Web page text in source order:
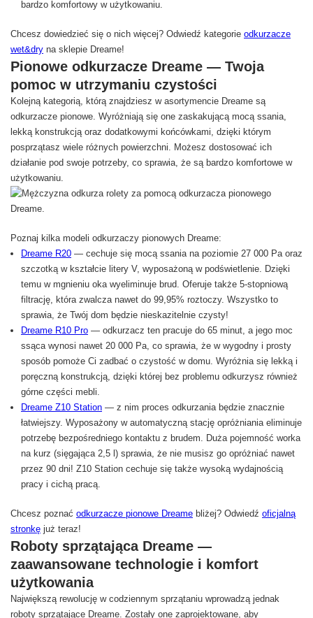
bardzo komfortowy w użytkowaniu.
Chcesz dowiedzieć się o nich więcej? Odwiedź kategorie odkurzacze
wet&dry na sklepie Dreame!
Pionowe odkurzacze Dreame — Twoja
pomoc w utrzymaniu czystości
Kolejną kategorią, którą znajdziesz w asortymencie Dreame są
odkurzacze pionowe. Wyróżniają się one zaskakującą mocą ssania,
lekką konstrukcją oraz dodatkowymi końcówkami, dzięki którym
posprzątasz wiele różnych powierzchni. Możesz dostosować ich
działanie pod swoje potrzeby, co sprawia, że są bardzo komfortowe w
użytkowaniu.
Poznaj kilka modeli odkurzaczy pionowych Dreame:
Dreame R20 — cechuje się mocą ssania na poziomie 27 000 Pa oraz
szczotką w kształcie litery V, wyposażoną w podświetlenie. Dzięki
temu w mgnieniu oka wyeliminuje brud. Oferuje także 5-stopniową
filtrację, która zwalcza nawet do 99,95% roztoczy. Wszystko to
sprawia, że Twój dom będzie nieskazitelnie czysty!
Dreame R10 Pro — odkurzacz ten pracuje do 65 minut, a jego moc
ssąca wynosi nawet 20 000 Pa, co sprawia, że w wygodny i prosty
sposób pomoże Ci zadbać o czystość w domu. Wyróżnia się lekką i
poręczną konstrukcją, dzięki której bez problemu odkurzysz również
górne części mebli.
Dreame Z10 Station — z nim proces odkurzania będzie znacznie
łatwiejszy. Wyposażony w automatyczną stację opróżniania eliminuje
potrzebę bezpośredniego kontaktu z brudem. Duża pojemność worka
na kurz (sięgająca 2,5 l) sprawia, że nie musisz go opróżniać nawet
przez 90 dni! Z10 Station cechuje się także wysoką wydajnością
pracy i cichą pracą.
Chcesz poznać odkurzacze pionowe Dreame bliżej? Odwiedź oficjalną
stronkę już teraz!
Roboty sprzątająca Dreame —
zaawansowane technologie i komfort
użytkowania
Największą rewolucję w codziennym sprzątaniu wprowadzą jednak
roboty sprzątające Dreame. Zostały one zaprojektowane, aby